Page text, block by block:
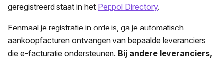
geregistreerd staat in het Peppol Directory.
Eenmaal je registratie in orde is, ga je automatisch
aankoopfacturen ontvangen van bepaalde leveranciers
die e-facturatie ondersteunen. Bij andere leveranciers,